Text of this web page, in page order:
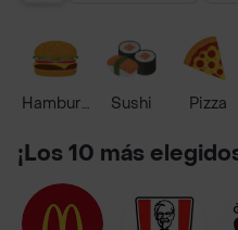
HamburguesaSushi Pizza
¡Los 10 más